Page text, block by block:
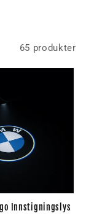
65 produkter
Innstigningslys